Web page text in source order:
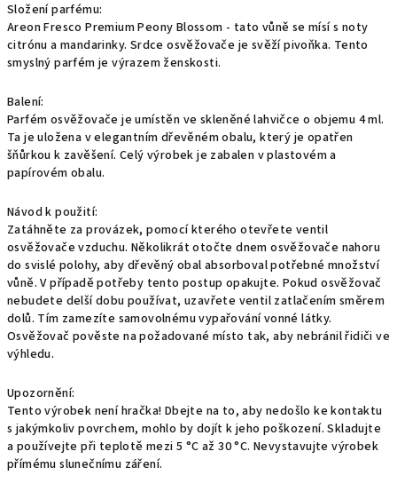
Složení parfému:
Areon Fresco Premium Peony Blossom - tato vůně se mísí s noty
citrónu a mandarinky. Srdce osvěžovače je svěží pivoňka. Tento
smyslný parfém je výrazem ženskosti.
Balení:
Parfém osvěžovače je umístěn ve skleněné lahvičce o objemu 4 ml.
Ta je uložena v elegantním dřevěném obalu, který je opatřen
šňůrkou k zavěšení. Celý výrobek je zabalen v plastovém a
papírovém obalu.
Návod k použití:
Zatáhněte za provázek, pomocí kterého otevřete ventil
osvěžovače vzduchu. Několikrát otočte dnem osvěžovače nahoru
do svislé polohy, aby dřevěný obal absorboval potřebné množství
vůně. V případě potřeby tento postup opakujte. Pokud osvěžovač
nebudete delší dobu používat, uzavřete ventil zatlačením směrem
dolů. Tím zamezíte samovolnému vypařování vonné látky.
Osvěžovač pověste na požadované místo tak, aby nebránil řidiči ve
výhledu.
Upozornění:
Tento výrobek není hračka! Dbejte na to, aby nedošlo ke kontaktu
s jakýmkoliv povrchem, mohlo by dojít k jeho poškození. Skladujte
a používejte při teplotě mezi 5 °C až 30 °C. Nevystavujte výrobek
přímému slunečnímu záření.